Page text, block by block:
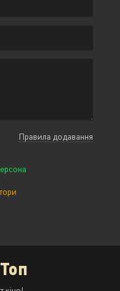
Правила додавання